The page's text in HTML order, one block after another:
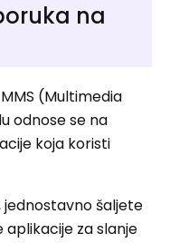
na
(Multimedia
odnose se na
koja koristi
šaljete
za slanje